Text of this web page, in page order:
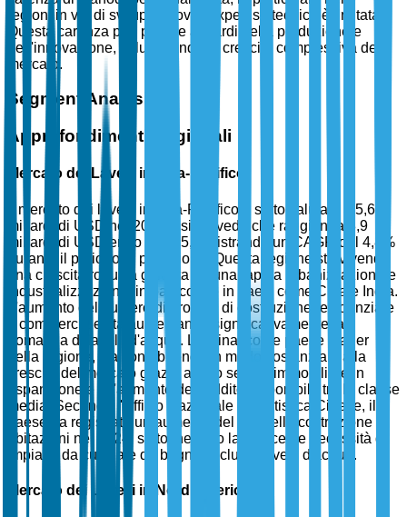
regioni in via di sviluppo dove l'expertise tecnica è limitata.
Questa carenza può portare a ritardi nella produzione e
nell'innovazione, influenzando la crescita complessiva del
mercato.
Segment Analysis
Approfondimenti Regionali
Mercato dei Lavelli in Asia-Pacifico
Il mercato dei lavelli in Asia-Pacifico è stato valutato a 5,6
miliardi di USD nel 2025 e si prevede che raggiunga 8,9
miliardi di USD entro il 2035, registrando un CAGR del 4,8%
durante il periodo di previsione. Questa regione sta vivendo
una crescita robusta guidata da una rapida urbanizzazione e
industrializzazione, in particolare in paesi come Cina e India.
L'aumento del numero di progetti di costruzione residenziale
e commerciale sta aumentando significativamente la
domanda di lavelli d'acqua. La Cina, come paese leader
nella regione, sta contribuendo in modo sostanziale alla
crescita del mercato grazie al suo settore immobiliare in
espansione e all'aumento del reddito disponibile tra la classe
media. Secondo l'Ufficio Nazionale di Statistica Cinese, il
paese ha registrato un aumento del 7% nella costruzione di
abitazioni nel 2024, sottolineando la crescente necessità di
impianti da cucina e da bagno, inclusi i lavelli d'acqua.
Mercato dei Lavelli in Nord America